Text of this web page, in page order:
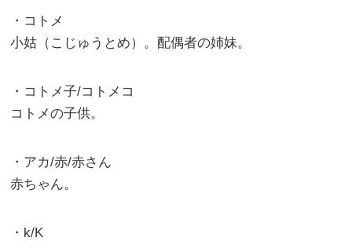
・コトメ
小姑（こじゅうとめ）。配偶者の姉妹。
・コトメ子/コトメコ
コトメの子供。
・アカ/赤/赤さん
赤ちゃん。
・k/K